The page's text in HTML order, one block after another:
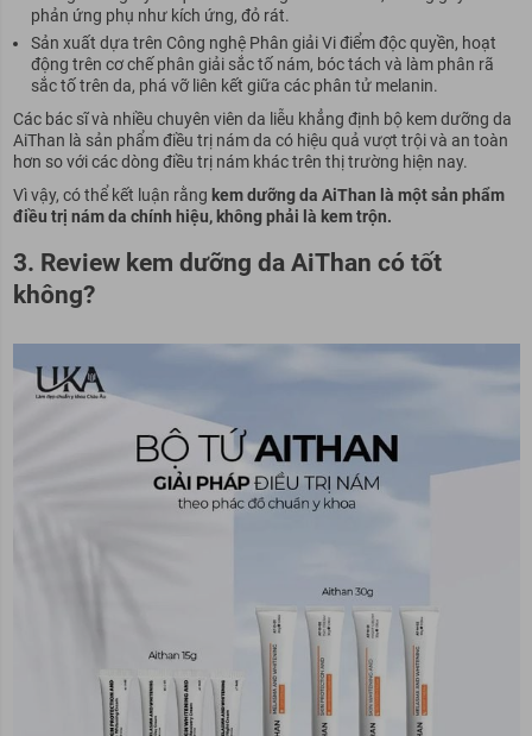
phản ứng phụ như kích ứng, đỏ rát.
Sản xuất dựa trên Công nghệ Phân giải Vi điểm độc quyền, hoạt
động trên cơ chế phân giải sắc tố nám, bóc tách và làm phân rã
sắc tố trên da, phá vỡ liên kết giữa các phân tử melanin.
Các bác sĩ và nhiều chuyên viên da liễu khẳng định bộ kem dưỡng da
AiThan là sản phẩm điều trị nám da có hiệu quả vượt trội và an toàn
hơn so với các dòng điều trị nám khác trên thị trường hiện nay.
Vì vậy, có thể kết luận rằng kem dưỡng da AiThan là một sản phẩm
điều trị nám da chính hiệu, không phải là kem trộn.
3. Review kem dưỡng da AiThan có tốt
không?